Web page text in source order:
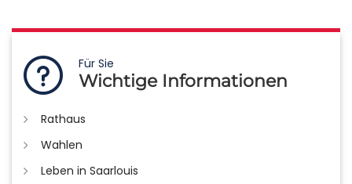
Für Sie
Wichtige Informationen
Rathaus
Wahlen
Leben in Saarlouis